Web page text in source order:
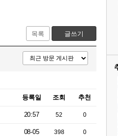
목록 글쓰기
등록일 조회 추천
20:57 52 0
08-05 398 0